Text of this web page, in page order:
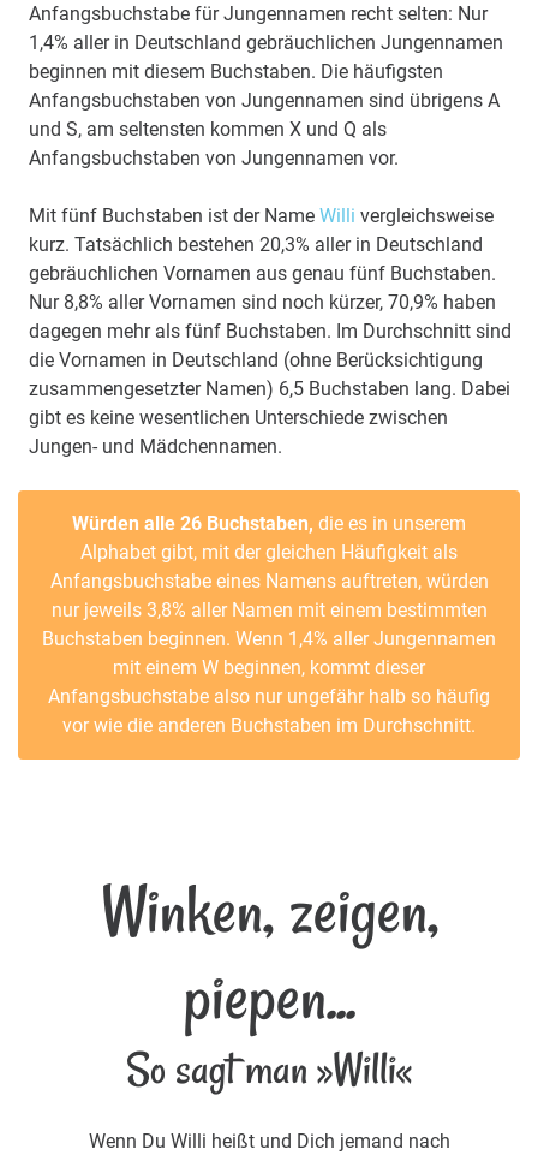
Anfangsbuchstabe für Jungennamen recht selten: Nur
1,4% aller in Deutschland gebräuchlichen Jungennamen
beginnen mit diesem Buchstaben. Die häufigsten
Anfangsbuchstaben von Jungennamen sind übrigens A
und S, am seltensten kommen X und Q als
Anfangsbuchstaben von Jungennamen vor.
Mit fünf Buchstaben ist der Name Willi vergleichsweise
kurz. Tatsächlich bestehen 20,3% aller in Deutschland
gebräuchlichen Vornamen aus genau fünf Buchstaben.
Nur 8,8% aller Vornamen sind noch kürzer, 70,9% haben
dagegen mehr als fünf Buchstaben. Im Durchschnitt sind
die Vornamen in Deutschland (ohne Berücksichtigung
zusammengesetzter Namen) 6,5 Buchstaben lang. Dabei
gibt es keine wesentlichen Unterschiede zwischen
Jungen- und Mädchennamen.
Würden alle 26 Buchstaben, die es in unserem
Alphabet gibt, mit der gleichen Häufigkeit als
Anfangsbuchstabe eines Namens auftreten, würden
nur jeweils 3,8% aller Namen mit einem bestimmten
Buchstaben beginnen. Wenn 1,4% aller Jungennamen
mit einem W beginnen, kommt dieser
Anfangsbuchstabe also nur ungefähr halb so häufig
vor wie die anderen Buchstaben im Durchschnitt.
Winken, zeigen,
piepen...
So sagt man »Willi«
Wenn Du Willi heißt und Dich jemand nach